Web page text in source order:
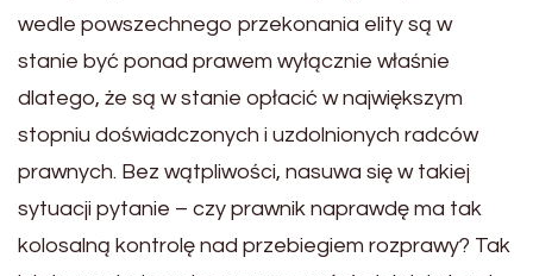
wedle powszechnego przekonania elity są w
stanie być ponad prawem wyłącznie właśnie
dlatego, że są w stanie opłacić w największym
stopniu doświadczonych i uzdolnionych radców
prawnych. Bez wątpliwości, nasuwa się w takiej
sytuacji pytanie – czy prawnik naprawdę ma tak
kolosalną kontrolę nad przebiegiem rozprawy? Tak